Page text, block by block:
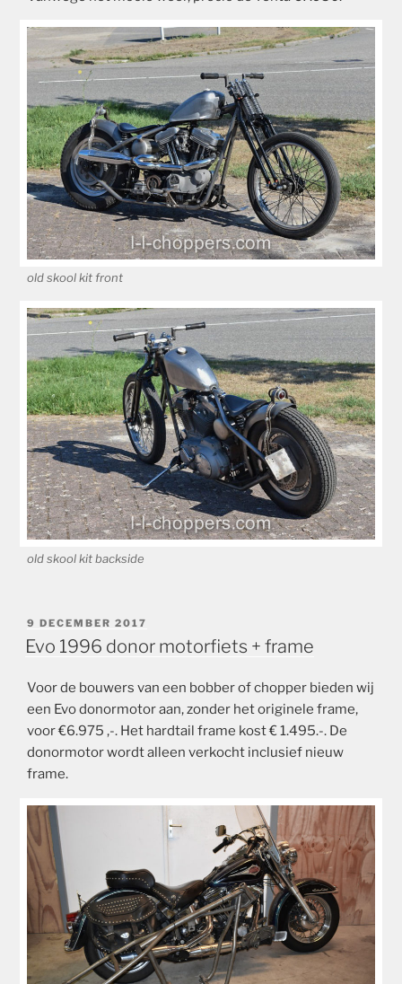
old skool kit front
old skool kit backside
GEPLAATST
OP
9 DECEMBER 2017
Evo 1996 donor motorfiets + frame
Voor de bouwers van een bobber of chopper bieden wij
een Evo donormotor aan, zonder het originele frame,
voor €6.975 ,-. Het hardtail frame kost € 1.495.-. De
donormotor wordt alleen verkocht inclusief nieuw
frame.